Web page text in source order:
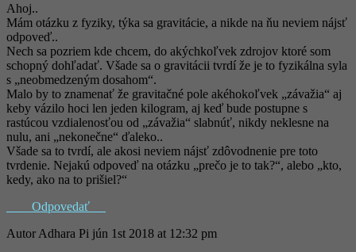
Ahoj..
Mám otázku z fyziky, týka sa gravitácie, a nikde na ňu neviem nájsť
odpoveď..
Nech sa pozriem kde chcem, do akýchkoľvek zdrojov ktoré som
schopný dohľadať. Všade sa o gravitácii tvrdí že je to fyzikálna syla
s „neobmedzeným dosahom“.
Malo by to znamenať že gravitačné pole akéhokoľvek „závažia“ aj
keby vázilo hoci len jeden kilogram, aj keď bude postupne s
rastúcou vzdialenosťou od „závažia“ slabnúť, nikdy neklesne na
nulu, ani „nekonečne“ ďaleko..
Všade sa to tvrdí, ale akosi neviem nájsť zdôvodnenie pre toto
tvrdenie. Nejakú odpoveď na otázku „prečo je to tak?“, alebo „kto,
kedy, ako na to prišiel?“
Odpovedať
Autor Adhara Pi jún 1st 2018 at 12:32 pm